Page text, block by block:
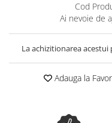
Colectia Morning Glory
Colectia Blue Sea
Colectia Wild Hearts
Colectia Blue Spring
Cod
Ai nevoie de
La achizitionarea
Adauga la